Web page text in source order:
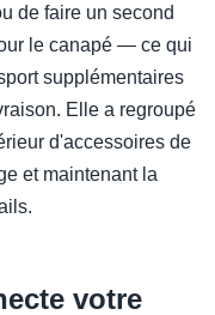
de faire un second
le canapé — ce qui
supplémentaires
Elle a regroupé
d'accessoires de
et maintenant la
votre